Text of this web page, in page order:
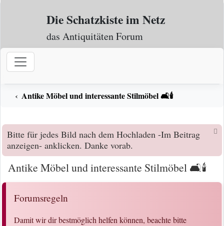
Zum Inhalt
Die Schatzkiste im Netz
das Antiquitäten Forum
Antike Möbel und interessante Stilmöbel 🛋️🕯️
Bitte für jedes Bild nach dem Hochladen -Im Beitrag
anzeigen- anklicken. Danke vorab.
Antike Möbel und interessante Stilmöbel 🛋️🕯️
Forumsregeln
Damit wir dir bestmöglich helfen können, beachte bitte